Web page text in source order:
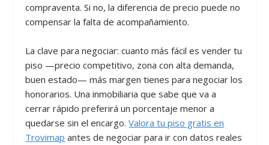
compraventa. Si no, la diferencia de precio puede no
compensar la falta de acompañamiento.
La clave para negociar: cuanto más fácil es vender tu
piso —precio competitivo, zona con alta demanda,
buen estado— más margen tienes para negociar los
honorarios. Una inmobiliaria que sabe que va a
cerrar rápido preferirá un porcentaje menor a
quedarse sin el encargo.Valora tu piso gratis en
Trovimap antes de negociar para ir con datos reales